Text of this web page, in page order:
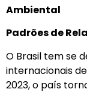
Ambiental
Padrões de
O Brasil tem se
internacionais
2023, o país